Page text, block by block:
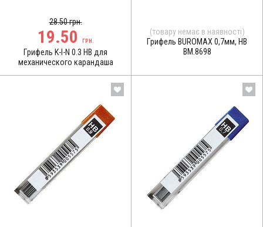
28.50 грн.
19.50 ГРН.
Грифель K-I-N 0.3 НB для
механического карандаша
(товару немає в наявності)
Грифель BUROMAX 0,7мм, НВ
BM.8698